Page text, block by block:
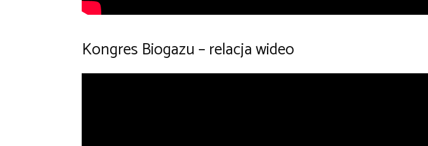
Kongres Biogazu – relacja wideo